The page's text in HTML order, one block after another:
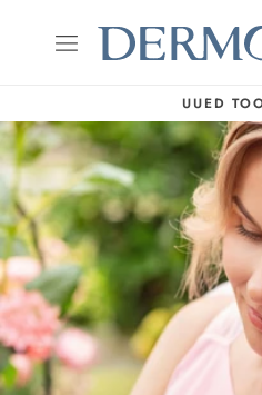
UUED